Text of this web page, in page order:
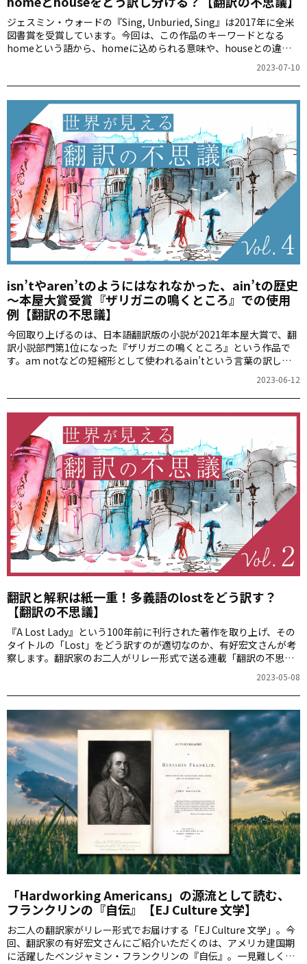
ジェスミン・ウォードの『Sing, Unburied, Sing』は2017年に全米
図書賞を受賞しています。今回は、この作品のキーワードとなる
homeという語から、homeに込められる意味や、houseとの違い
2023-07-10
isn’tやaren’tのようにはなれなかった、ain’tの歴史
～本屋大賞受賞『ザリガニの鳴くところ』での使用
例【翻訳の不思議】
今回取り上げるのは、日本語翻訳版の小説が2021年本屋大賞で、翻
訳小説部門第1位になった『ザリガニの鳴くところ』という作品で
す。am notなどの短縮形として使われるain’tという言葉の訳し方
一般的なのに、なぜain’tは標準とならなかったのでしょうか。
2023-06-12
翻訳と解釈は紙一重！多義語のlostをどう訳す？
【翻訳の不思議】
『A Lost Lady』という100年前に刊行された著作を取り上げ、その
タイトルの「Lost」をどう訳すのが適切なのか、有好宏文さんが考
察します。翻訳家のお二人がリレー形式で送る連載「翻訳の不思
2023-05-08
「Hardworking Americans」の源流として読む、
フランクリンの『自伝』【EJ Culture 文学】
お二人の翻訳家がリレー形式でお届けする「EJ Culture 文学」。今
回、翻訳家の有好宏文さんにご紹介いただくのは、アメリカ建国期
に活躍したベンジャミン・フランクリンの『自伝』。一見難しく思